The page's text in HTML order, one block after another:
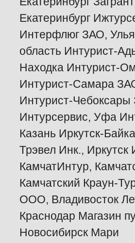
Екатеринбург
Интерфлюг ЗАО,
область Интурист-
Находка Интурист-
Интурист-Самара
Интурист-
Интурсервис, Уфа
Казань Иркутск-
Трэвел Инк.,
КамчатИнтур,
Камчатский Краун-
ООО, Владивосток
Краснодар Магазин
Новосибирск Мари